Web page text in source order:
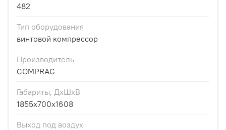
482
Тип оборудования
винтовой компрессор
Производитель
COMPRAG
Габариты, ДхШхВ
1855x700x1608
Выход под воздух